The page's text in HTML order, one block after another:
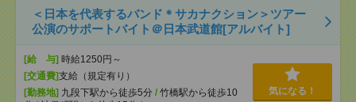
＜日本を代表するバンド＊サカナクション＞ツアー
公演のサポートバイト＠日本武道館[アルバイト]
[給 与] 時給1250円～
[交通費]支給（規定有り）
[勤務地] 九段下駅から徒歩5分 / 竹橋駅から徒歩10
気になる！